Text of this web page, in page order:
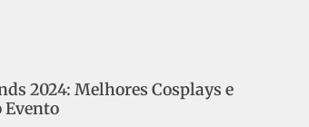
2024: Melhores Cosplays e
Evento